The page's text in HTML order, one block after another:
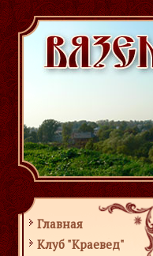
Главная
Клуб "Краевед"